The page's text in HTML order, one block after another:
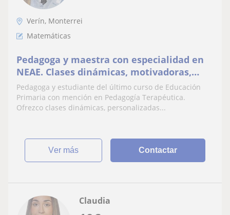
Verín, Monterrei
Matemáticas
Pedagoga y maestra con especialidad en
NEAE. Clases dinámicas, motivadoras,
adaptándome a cada ritmo de
aprendizaje. Posibilidad de clases Online
o presenciales
Pedagoga y estudiante del último curso de Educación
Primaria con mención en Pedagogía Terapéutica.
Ofrezco clases dinámicas, personalizadas...
ver más Contactar
Claudia